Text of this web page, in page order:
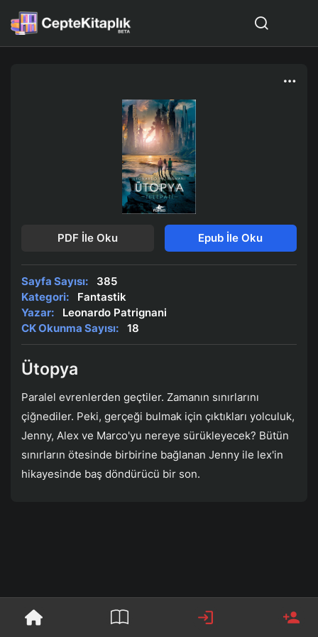
PDF İle Oku Epub İle Oku
Sayfa Sayısı:
385
Kategori:
Fantastik
Yazar:
Leonardo Patrignani
CK Okunma Sayısı:
18
Ütopya
Paralel evrenlerden geçtiler. Zamanın sınırlarını
çiğnediler. Peki, gerçeği bulmak için çıktıkları yolculuk,
Jenny, Alex ve Marco'yu nereye sürükleyecek? Bütün
sınırların ötesinde birbirine bağlanan Jenny ile lex'in
hikayesinde baş döndürücü bir son.